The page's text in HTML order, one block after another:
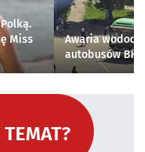
Miss
Awaria
autobusów